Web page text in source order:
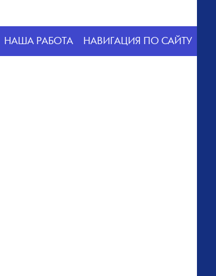
НАША РАБОТА НАВИГАЦИЯ ПО САЙТУ